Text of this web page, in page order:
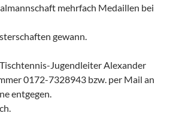
mehrfach Medaillen bei
gewann.
Jugendleiter Alexander
0172-7328943 bzw. per Mail an
entgegen.